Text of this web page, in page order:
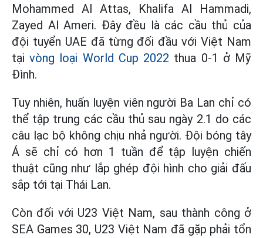
Mohammed Al Attas, Khalifa Al Hammadi,
Zayed Al Ameri. Đây đều là các cầu thủ của
đội tuyển UAE đã từng đối đầu với Việt Nam
tạivòng loại World Cup 2022 thua 0-1 ở Mỹ
Đình.
Tuy nhiên, huấn luyện viên người Ba Lan chỉ có
thể tập trung các cầu thủ sau ngày 2.1 do các
câu lạc bộ không chịu nhả người. Đội bóng tây
Á sẽ chỉ có hơn 1 tuần để tập luyện chiến
thuật cũng như lắp ghép đội hình cho giải đấu
sắp tới tại Thái Lan.
Còn đối với U23 Việt Nam, sau thành công ở
SEA Games 30, U23 Việt Nam đã gặp phải tổn